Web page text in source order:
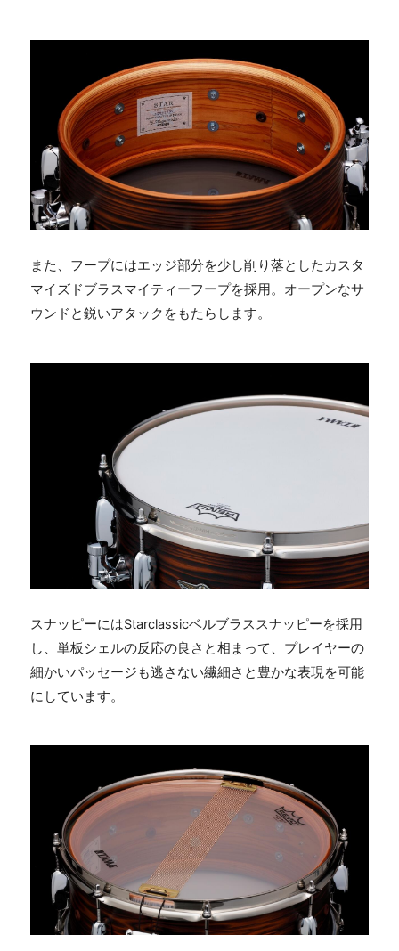
また、フープにはエッジ部分を少し削り落としたカスタ
マイズドブラスマイティーフープを採用。オープンなサ
ウンドと鋭いアタックをもたらします。
スナッピーにはStarclassicベルブラススナッピーを採用
し、単板シェルの反応の良さと相まって、プレイヤーの
細かいパッセージも逃さない繊細さと豊かな表現を可能
にしています。